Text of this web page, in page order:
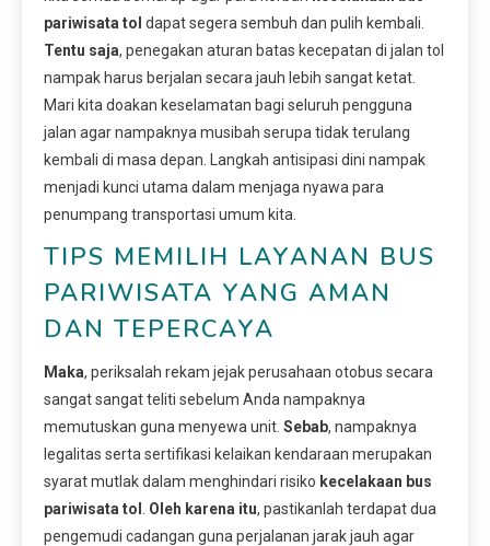
pariwisata tol dapat segera sembuh dan pulih kembali.
Tentu saja, penegakan aturan batas kecepatan di jalan tol
nampak harus berjalan secara jauh lebih sangat ketat.
Mari kita doakan keselamatan bagi seluruh pengguna
jalan agar nampaknya musibah serupa tidak terulang
kembali di masa depan. Langkah antisipasi dini nampak
menjadi kunci utama dalam menjaga nyawa para
penumpang transportasi umum kita.
TIPS MEMILIH LAYANAN BUS
PARIWISATA YANG AMAN
DAN TEPERCAYA
Maka, periksalah rekam jejak perusahaan otobus secara
sangat sangat teliti sebelum Anda nampaknya
memutuskan guna menyewa unit. Sebab, nampaknya
legalitas serta sertifikasi kelaikan kendaraan merupakan
syarat mutlak dalam menghindari risiko kecelakaan bus
pariwisata tol
Oleh karena itu, pastikanlah terdapat dua
pengemudi cadangan guna perjalanan jarak jauh agar